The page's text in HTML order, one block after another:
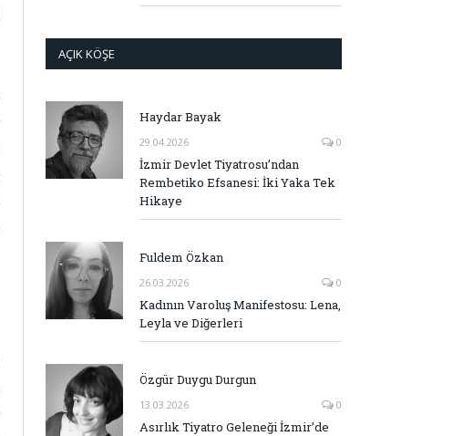
AÇIK KÖŞE
Haydar Bayak
29.04.2026 0
İzmir Devlet Tiyatrosu’ndan
Rembetiko Efsanesi: İki Yaka Tek
Hikaye
Fuldem Özkan
26.03.2026 0
Kadının Varoluş Manifestosu: Lena,
Leyla ve Diğerleri
Özgür Duygu Durgun
13.03.2026 0
Asırlık Tiyatro Geleneği İzmir’de